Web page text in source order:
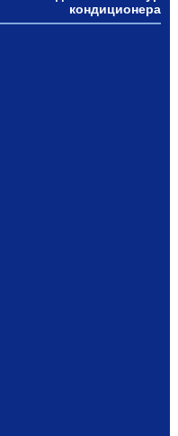
кондиционера